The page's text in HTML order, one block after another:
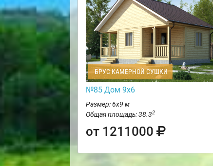
БРУС КАМЕРНОЙ СУШКИ
№85 Дом 9х6
Размер: 6х9 м
Общая площадь: 38.32
от 1211000